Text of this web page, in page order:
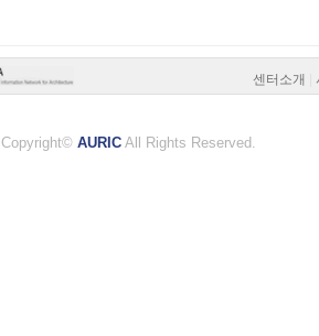
센터소개
Copyright© AURIC All Rights Reserved.